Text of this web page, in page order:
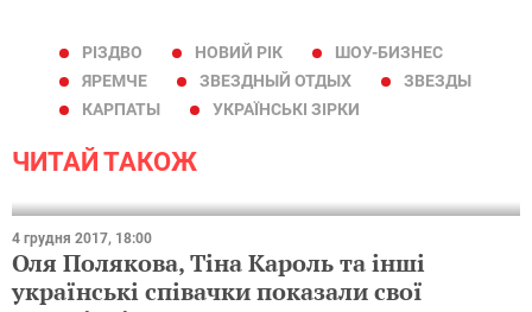
РІЗДВО НОВИЙ РІК
ШОУ-БИЗНЕС
ЯРЕМЧЕ
ЗВЕЗДНЫЙ ОТДЫХ
ЗВЕЗДЫ
КАРПАТЫ
УКРАЇНСЬКІ ЗІРКИ
ЧИТАЙ ТАКОЖ